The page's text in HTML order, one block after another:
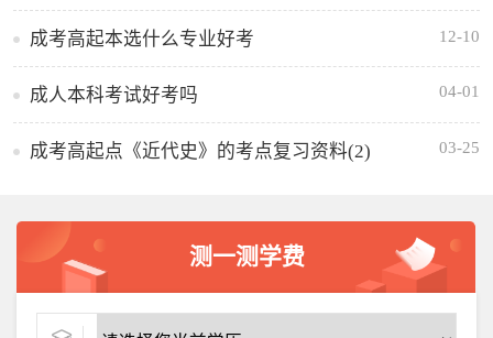
成考高起本选什么专业好考 12-10
成人本科考试好考吗 04-01
成考高起点《近代史》的考点复习资料(2) 03-25
测一测学费